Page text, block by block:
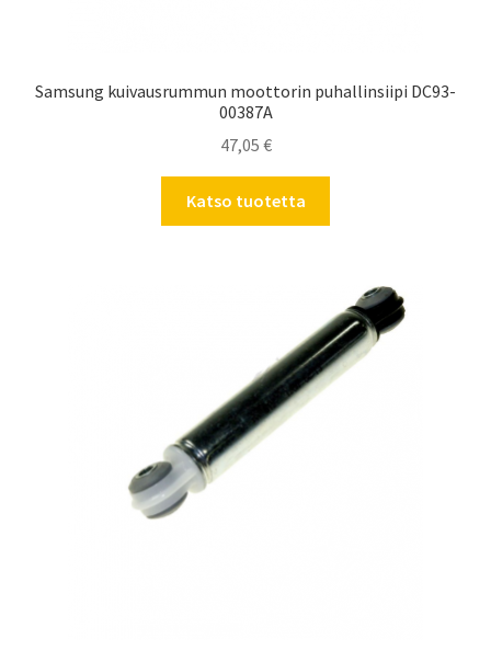
Samsung kuivausrummun moottorin puhallinsiipi DC93-
00387A
47,05 €
Katso tuotetta